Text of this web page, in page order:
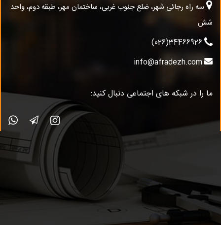
سه راه رجائی شهر، ضلع جنوب غربی، ساختمان مهر، طبقه دوم، واحد
شش
34466926(026)
info@afradezh.com
ما را در شبکه های اجتماعی دنبال کنید: